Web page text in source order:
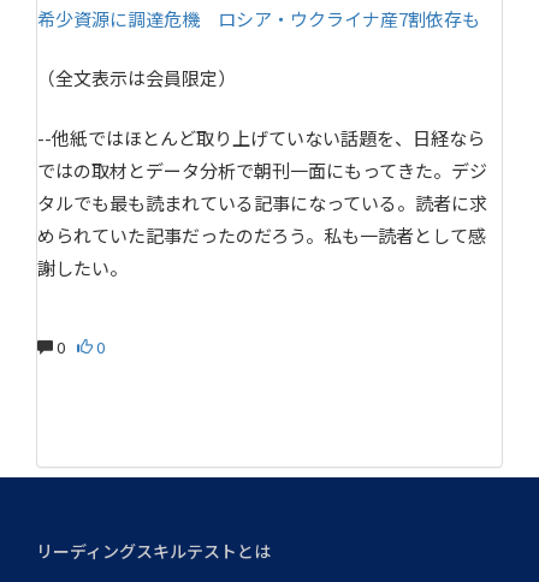
希少資源に調達危機 ロシア・ウクライナ産7割依存も
（全文表示は会員限定）
--他紙ではほとんど取り上げていない話題を、日経なら
ではの取材とデータ分析で朝刊一面にもってきた。デジ
タルでも最も読まれている記事になっている。読者に求
められていた記事だったのだろう。私も一読者として感
謝したい。
0 0
リーディングスキルテストとは